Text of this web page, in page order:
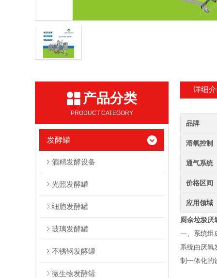
产品分类
PRODUCT CATEGORY
发酵罐
酒精发酵设备
光照发酵罐
细胞发酵罐
玻璃发酵罐
不锈钢发酵罐
微生物发酵罐
详细
品牌
溶氧控制
通气系统
价格区间
应用领域
厨余垃圾厌
一、系统组
系统由厌氧
制一体化的